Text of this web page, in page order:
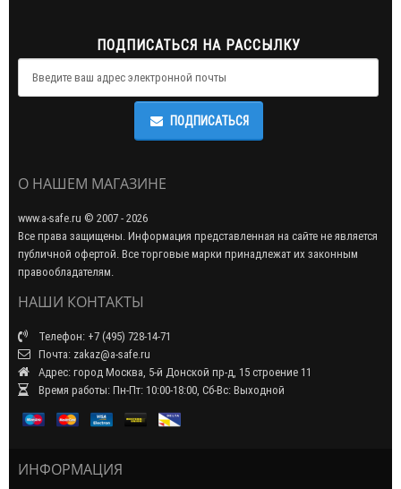
ПОДПИСАТЬСЯ НА РАССЫЛКУ
ПОДПИСАТЬСЯ
О НАШЕМ МАГАЗИНЕ
www.a-safe.ru © 2007 - 2026
Все права защищены. Информация представленная на сайте не является
публичной офертой. Все торговые марки принадлежат их законным
правообладателям.
НАШИ КОНТАКТЫ
Телефон: +7 (495) 728-14-71
Почта: zakaz@a-safe.ru
Адрес: город Москва, 5-й Донской пр-д, 15 строение 11
Время работы: Пн-Пт: 10:00-18:00, Сб-Вс: Выходной
ИНФОРМАЦИЯ